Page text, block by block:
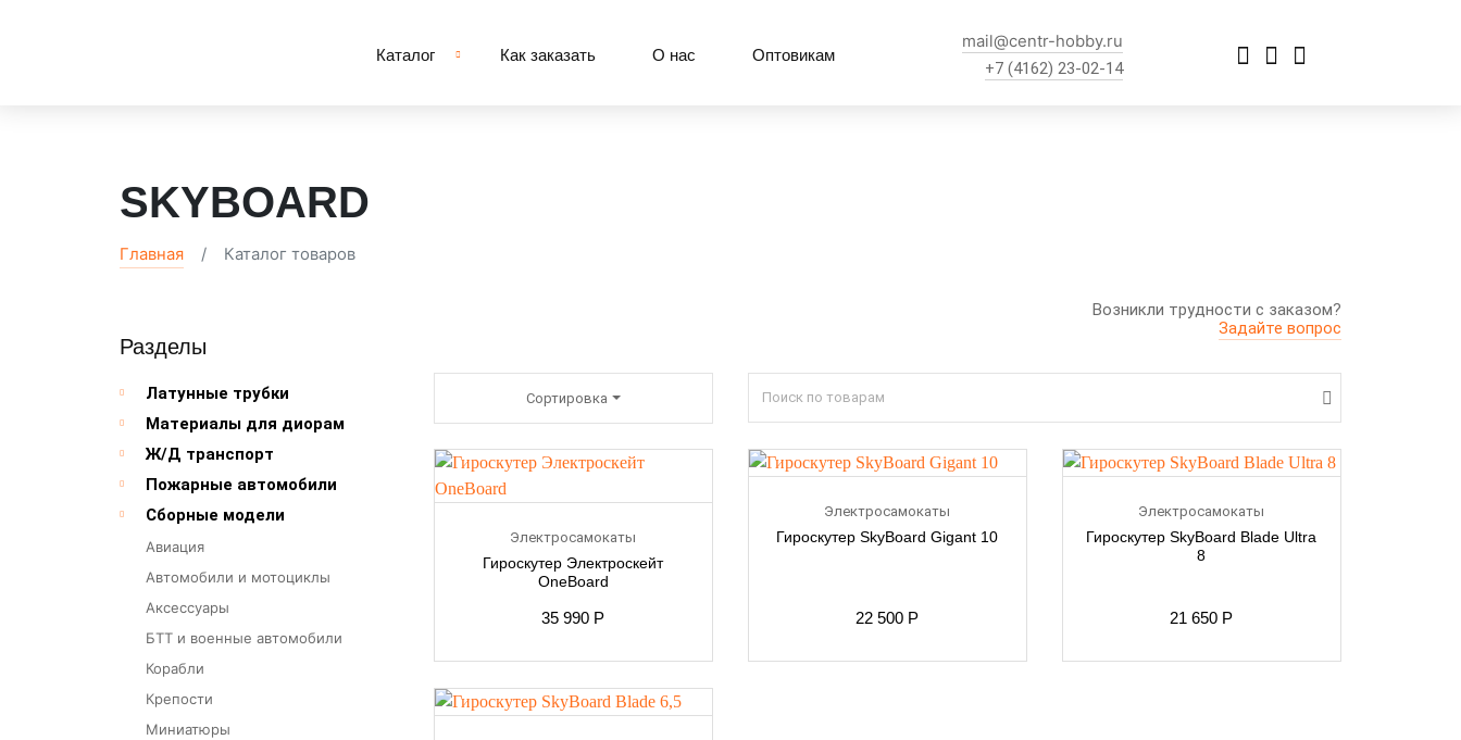
Каталог Как заказать О нас Оптовикам
mail@centr-hobby.ru
+7 (4162) 23-02-14
SKYBOARD
Главная Каталог товаров
Разделы
Латунные трубки
Материалы для диорам
Ж/Д транспорт
Пожарные автомобили
Сборные модели
Авиация
Автомобили и мотоциклы
Аксессуары
БТТ и военные автомобили
Корабли
Крепости
Миниатюры
Возникли трудности с заказом?
Задайте вопрос
Сортировка
Электросамокаты
Гироскутер Электроскейт
OneBoard
35 990 Р
Электросамокаты
Гироскутер SkyBoard Gigant 10
22 500 Р
Электросамокаты
Гироскутер SkyBoard Blade Ultra
8
21 650 Р